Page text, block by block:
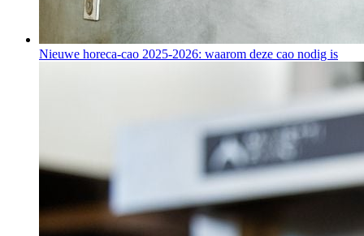
Nieuwe horeca-cao 2025-2026: waarom deze cao nodig is